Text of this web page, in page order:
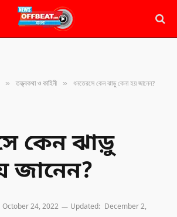
» তত্ত্বকথা ও কাহিনী » ধনতেরসে কেন ঝাড়ু কেনা হয় জানেন?
কেন ঝাড়ু
জানেন?
October 24, 2022 Updated: December 2,